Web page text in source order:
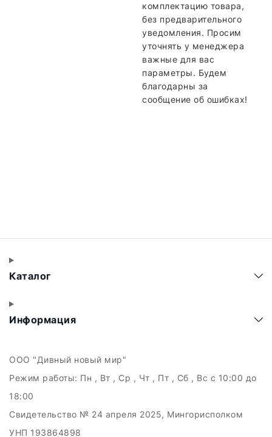
комплектацию товара,
без предварительного
уведомления. Просим
уточнять у менеджера
важные для вас
параметры. Будем
благодарны за
сообщение об ошибках!
Каталог
Информация
ООО "Дивный новый мир"
Режим работы: Пн , Вт , Ср , Чт , Пт , Сб , Вс c 10:00 до
18:00
Свидетельство № 24 апреля 2025, Мингорисполком
УНП 193864898